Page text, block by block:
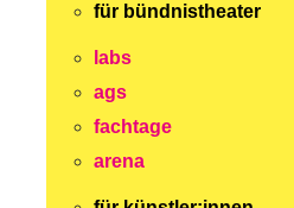
für bündnistheater
labs
ags
fachtage
arena